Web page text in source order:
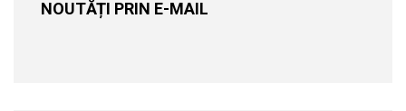
NOUTĂȚI PRIN E-MAIL